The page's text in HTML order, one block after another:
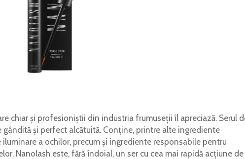
chiar și profesioniștii din industria frumuseții îl apreciază. Serul
și perfect alcătuită. Conține, printre alte ingrediente
a ochilor, precum și ingrediente responsabile pentru
Nanolash este, fără îndoial, un ser cu cea mai rapidă acțiune